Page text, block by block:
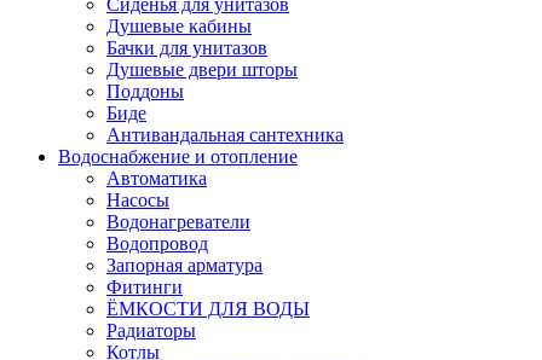
Сиденья для унитазов
Душевые кабины
Бачки для унитазов
Душевые двери шторы
Поддоны
Биде
Антивандальная сантехника
Водоснабжение и отопление
Автоматика
Насосы
Водонагреватели
Водопровод
Запорная арматура
Фитинги
ЁМКОСТИ ДЛЯ ВОДЫ
Радиаторы
Котлы